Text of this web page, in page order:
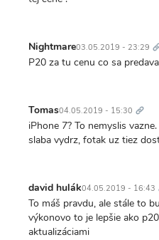
Nightmare03.05.2019 - 23:29
P20 za tu cenu co sa
Tomas04.05.2019 - 15:30 odkaz
iPhone 7? To nemyslis
slaba vydrz, fotak uz tiez
david hulák04.05.2019 - 16:43
To máš pravdu, ale stále to
výkonovo to je lepšie ako
aktualizáciami